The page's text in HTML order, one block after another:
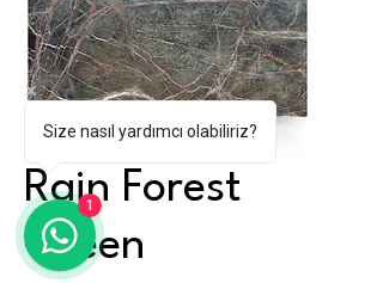
Rain Forest
Green
Size nasıl yardımcı olabiliriz?
1